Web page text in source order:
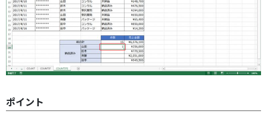
ポイント